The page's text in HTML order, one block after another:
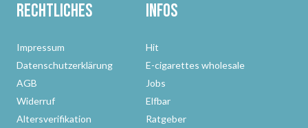
Rechtliches
Impressum
Datenschutzerklärung
AGB
Widerruf
Altersverifikation
Infos
Hit
E-cigarettes wholesale
Jobs
Elfbar
Ratgeber